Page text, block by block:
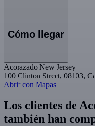
Cómo llegar
Acorazado New Jersey
100 Clinton Street, 08103,
Abrir con Mapas
Los clientes de
también han